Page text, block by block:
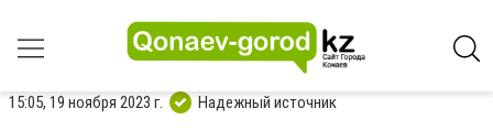
15:05, 19 ноября 2023 г. Надежный источник